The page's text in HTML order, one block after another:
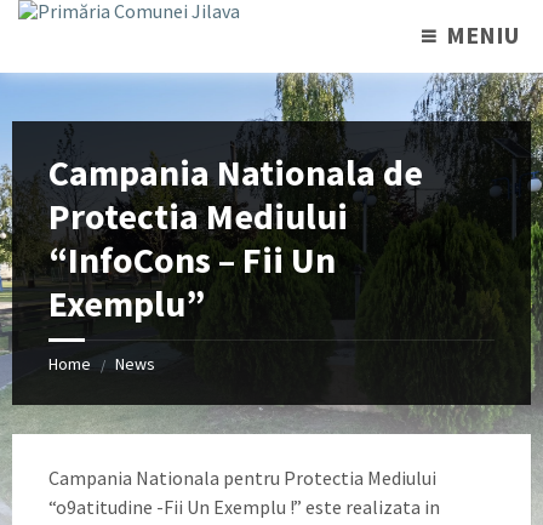
MENIU
Campania Nationala de
Protectia Mediului
“InfoCons – Fii Un
Exemplu”
Home / News
Campania Nationala pentru Protectia Mediului
“o9atitudine -Fii Un Exemplu !” este realizata in